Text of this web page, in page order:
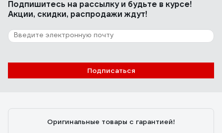
Подпишитесь на рассылкуи будьте в курсе!
Акции, скидки, распродажи ждут!
Подписаться
Оригинальные товары с гарантией!